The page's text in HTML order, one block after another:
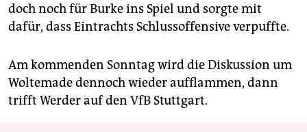
doch noch für Burke ins Spiel und sorgte mit
dafür, dass Eintrachts Schlussoffensive verpuffte.
Am kommenden Sonntag wird die Diskussion um
Woltemade dennoch wieder aufflammen, dann
trifft Werder auf den VfB Stuttgart.